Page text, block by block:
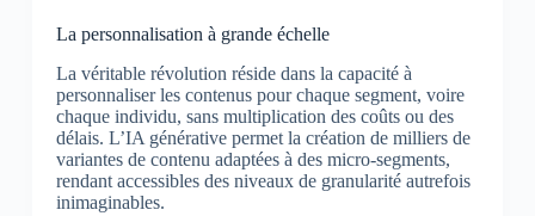
La personnalisation à grande échelle
La véritable révolution réside dans la capacité à
personnaliser les contenus pour chaque segment, voire
chaque individu, sans multiplication des coûts ou des
délais. L’IA générative permet la création de milliers de
variantes de contenu adaptées à des micro-segments,
rendant accessibles des niveaux de granularité autrefois
inimaginables.